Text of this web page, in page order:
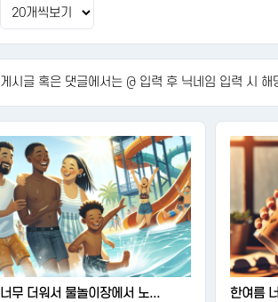
게시글 혹은 댓글에서는 @ 입력 후 닉네임 입력 시
너무 더워서 물놀이장에서 노... 한여름